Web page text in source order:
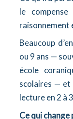
le
raisonnement
Beaucoup
ou 9 ans —
école
scolaires — et
lecture en 2 à
Ce qui change